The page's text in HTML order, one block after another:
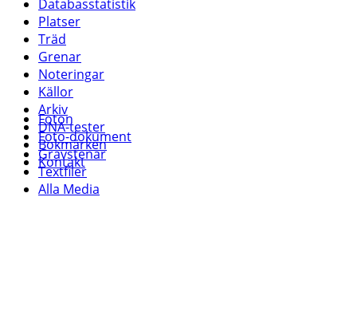
Foton
Foto-dokument
Gravstenar
Textfiler
Alla Media
Databasstatistik
Platser
Träd
Grenar
Noteringar
Källor
Arkiv
DNA-tester
Bokmärken
Kontakt